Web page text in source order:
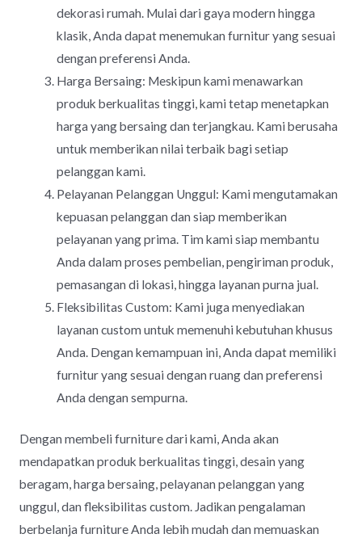
dekorasi rumah. Mulai dari gaya modern hingga
klasik, Anda dapat menemukan furnitur yang sesuai
dengan preferensi Anda.
Harga Bersaing: Meskipun kami menawarkan
produk berkualitas tinggi, kami tetap menetapkan
harga yang bersaing dan terjangkau. Kami berusaha
untuk memberikan nilai terbaik bagi setiap
pelanggan kami.
Pelayanan Pelanggan Unggul: Kami mengutamakan
kepuasan pelanggan dan siap memberikan
pelayanan yang prima. Tim kami siap membantu
Anda dalam proses pembelian, pengiriman produk,
pemasangan di lokasi, hingga layanan purna jual.
Fleksibilitas Custom: Kami juga menyediakan
layanan custom untuk memenuhi kebutuhan khusus
Anda. Dengan kemampuan ini, Anda dapat memiliki
furnitur yang sesuai dengan ruang dan preferensi
Anda dengan sempurna.
Dengan membeli furniture dari kami, Anda akan
mendapatkan produk berkualitas tinggi, desain yang
beragam, harga bersaing, pelayanan pelanggan yang
unggul, dan fleksibilitas custom. Jadikan pengalaman
berbelanja furniture Anda lebih mudah dan memuaskan